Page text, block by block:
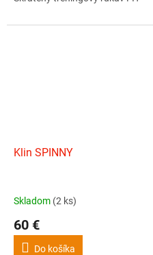
Klin SPINNY
Skladom (2 ks)
60 €
Do košíka